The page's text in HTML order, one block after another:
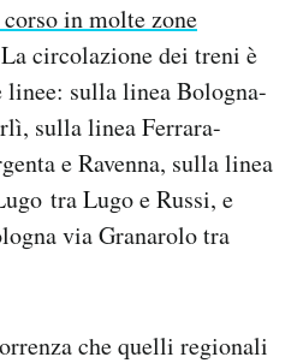
in molte zone
circolazione dei treni è
linee: sulla linea Bologna-
sulla linea Ferrara-
e Ravenna, sulla linea
tra Lugo e Russi, e
via Granarolo tra
che quelli regionali